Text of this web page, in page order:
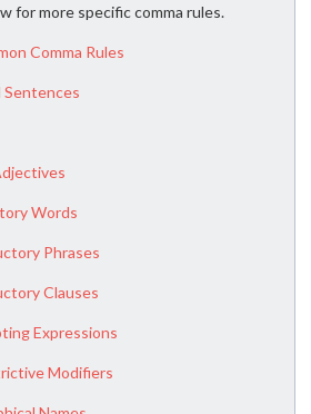
for more specific comma rules.
Comma Rules
Sentences
Words
Phrases
Clauses
Expressions
Modifiers